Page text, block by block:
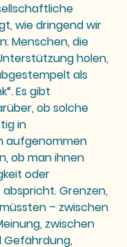
wie dringend wir
Menschen, die
holen,
als
Es gibt
ob solche
in
aufgenommen
ob man ihnen
oder
Grenzen,
– zwischen
zwischen
Gefährdung,